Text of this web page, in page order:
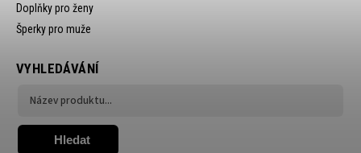
Doplňky pro ženy
Šperky pro muže
VYHLEDÁVÁNÍ
Hledat